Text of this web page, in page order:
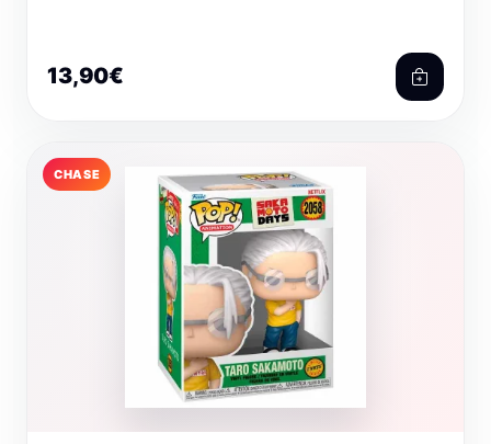
13,90€
CHASE